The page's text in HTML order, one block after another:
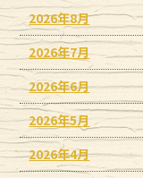
2026年8月
2026年7月
2026年6月
2026年5月
2026年4月